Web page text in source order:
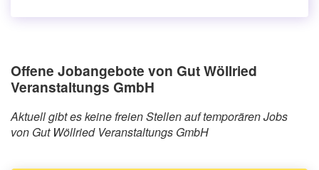
Offene Jobangebote von Gut Wöllried
Veranstaltungs GmbH
Aktuell gibt es keine freien Stellen auf temporären Jobs
von Gut Wöllried Veranstaltungs GmbH